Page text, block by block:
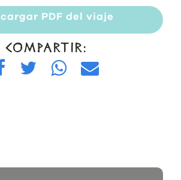
PDF del viaje
COMPARTIR: